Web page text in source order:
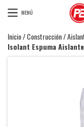
MENÚ
Inicio/Construcción/
Isolant Espuma